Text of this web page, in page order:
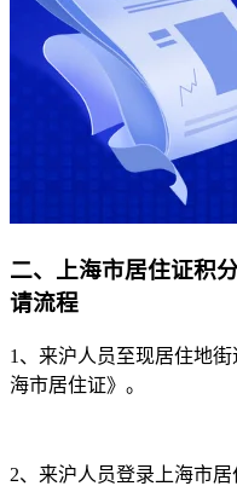
二、上海市居住证积
请流程
1、来沪人员至现居住地
海市居住证》。
2、来沪人员登录上海市